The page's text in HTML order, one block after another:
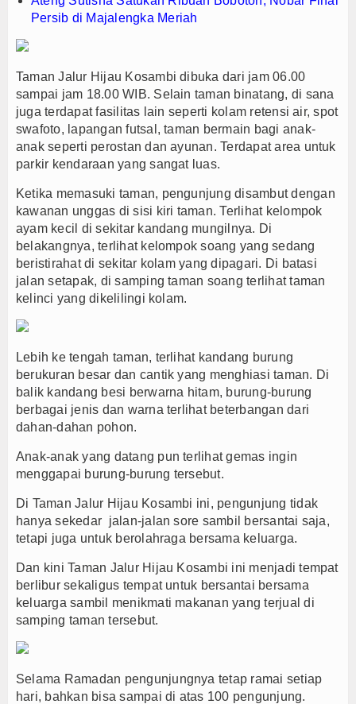
Persib di Majalengka Meriah
Taman Jalur Hijau Kosambi dibuka dari jam 06.00
sampai jam 18.00 WIB. Selain taman binatang, di sana
juga terdapat fasilitas lain seperti kolam retensi air, spot
swafoto, lapangan futsal, taman bermain bagi anak-
anak seperti perostan dan ayunan. Terdapat area untuk
parkir kendaraan yang sangat luas.
Ketika memasuki taman, pengunjung disambut dengan
kawanan unggas di sisi kiri taman. Terlihat kelompok
ayam kecil di sekitar kandang mungilnya. Di
belakangnya, terlihat kelompok soang yang sedang
beristirahat di sekitar kolam yang dipagari. Di batasi
jalan setapak, di samping taman soang terlihat taman
kelinci yang dikelilingi kolam.
Lebih ke tengah taman, terlihat kandang burung
berukuran besar dan cantik yang menghiasi taman. Di
balik kandang besi berwarna hitam, burung-burung
berbagai jenis dan warna terlihat beterbangan dari
dahan-dahan pohon.
Anak-anak yang datang pun terlihat gemas ingin
menggapai burung-burung tersebut.
Di Taman Jalur Hijau Kosambi ini, pengunjung tidak
hanya sekedar jalan-jalan sore sambil bersantai saja,
tetapi juga untuk berolahraga bersama keluarga.
Dan kini Taman Jalur Hijau Kosambi ini menjadi tempat
berlibur sekaligus tempat untuk bersantai bersama
keluarga sambil menikmati makanan yang terjual di
samping taman tersebut.
Selama Ramadan pengunjungnya tetap ramai setiap
hari, bahkan bisa sampai di atas 100 pengunjung.